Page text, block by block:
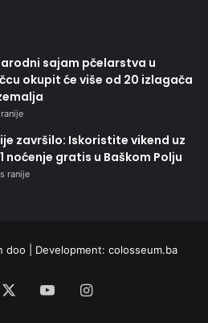
sajam pčelarstva u
okupit će više od 20 izlagača
završilo: Iskoristite vikend uz
noćenje gratis u Baškom Polju
ranije
doo | Development: colosseum.ba
YouTubeInstagram